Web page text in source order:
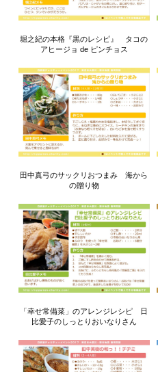
堀之紀の本格『黒のレシピ』 タコの
アヒージョ de ピンチョス
田中真弓のサックリおつまみ 海から
の贈り物
「幸せ常備菜」のアレンジレシピ 日
比愛子のしっとりおいなりさん